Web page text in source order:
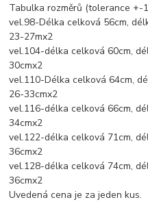
Tabulka rozměrů (tolerance +-
vel.98-Délka celková 56cm,
23-27mx2
vel.104-délka celková 60cm,
30cmx2
vel.110-Délka celková 64cm,
26-33cmx2
vel.116-délka celková 66cm,
34cmx2
vel.122-délka celková 71cm,
36cmx2
vel.128-délka celková 74cm,
36cmx2
Uvedená cena je za jeden kus.